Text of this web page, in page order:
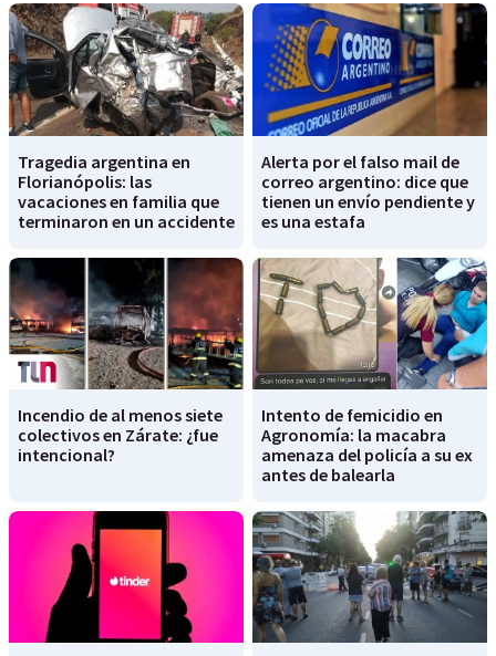
Tragedia argentina en
Florianópolis: las
vacaciones en familia que
terminaron en un accidente
Alerta por el falso mail de
correo argentino: dice que
tienen un envío pendiente y
es una estafa
Incendio de al menos siete
colectivos en Zárate: ¿fue
intencional?
Intento de femicidio en
Agronomía: la macabra
amenaza del policía a su ex
antes de balearla